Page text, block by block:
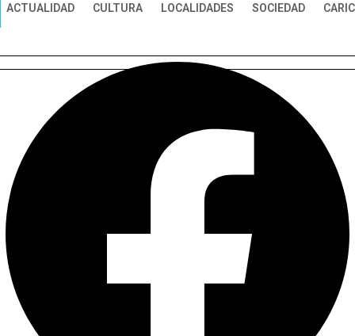
ACTUALIDAD CULTURA LOCALIDADES SOCIEDAD